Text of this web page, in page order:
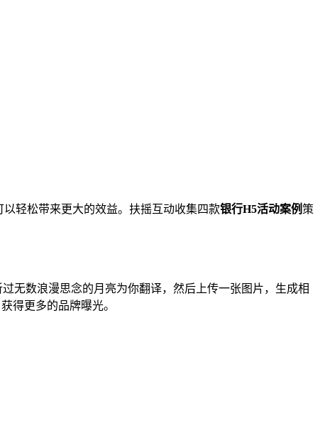
以轻松带来更大的效益。扶摇互动收集四款银行H5活动案例策
无数浪漫思念的月亮为你翻译，然后上传一张图片，生成相
得更多的品牌曝光。